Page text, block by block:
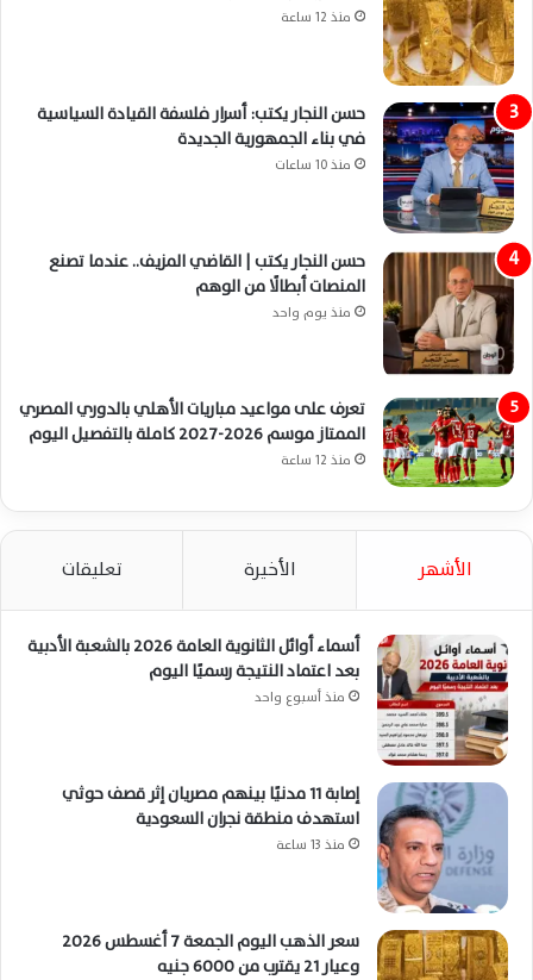
منذ 12 ساعة
حسن النجار يكتب: أسرار فلسفة القيادة السياسية
في بناء الجمهورية الجديدة
منذ 10 ساعات
حسن النجار يكتب | القاضي المزيف.. عندما تصنع
المنصات أبطالًا من الوهم
منذ يوم واحد
تعرف على مواعيد مباريات الأهلي بالدوري المصري
الممتاز موسم 2026-2027 كاملة بالتفصيل اليوم
منذ 12 ساعة
الأشهر الأخيرة تعليقات
أسماء أوائل الثانوية العامة 2026 بالشعبة الأدبية
بعد اعتماد النتيجة رسميًا اليوم
منذ أسبوع واحد
إصابة 11 مدنيًا بينهم مصريان إثر قصف حوثي
استهدف منطقة نجران السعودية
منذ 13 ساعة
سعر الذهب اليوم الجمعة 7 أغسطس 2026
وعيار 21 يقترب من 6000 جنيه